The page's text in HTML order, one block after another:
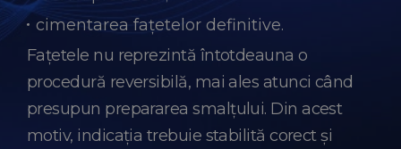
cimentarea fațetelor definitive.
Fațetele nu reprezintă întotdeauna o
procedură reversibilă, mai ales atunci când
presupun prepararea smalțului. Din acest
motiv, indicația trebuie stabilită corect și